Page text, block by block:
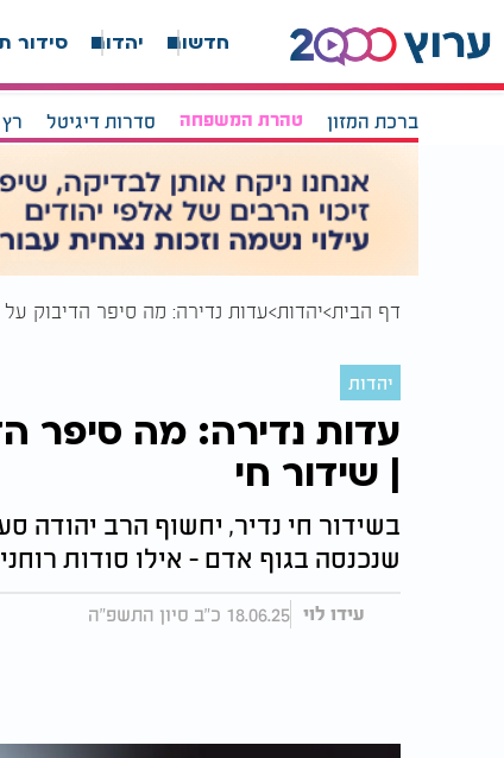
חדשות יהדות סידור
ברכת המזון טהרת המשפחה סדרות דיגיטל
דף הבית יהדות עדות נדירה: מה סיפר הדיבוק
יהדות
עדות נדירה: מה סיפר
| שידור חי
בשידור חי נדיר, יחשוף הרב יהודה
שנכנסה בגוף אדם - אילו סודות
עידו לוי 18.06.25 כ"ב סיון התשפ"ה